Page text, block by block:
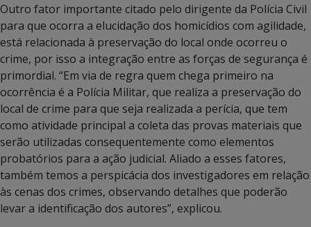
Outro fator importante citado pelo dirigente da Polícia Civil
para que ocorra a elucidação dos homicídios com agilidade,
está relacionada à preservação do local onde ocorreu o
crime, por isso a integração entre as forças de segurança é
primordial. “Em via de regra quem chega primeiro na
ocorrência é a Polícia Militar, que realiza a preservação do
local de crime para que seja realizada a perícia, que tem
como atividade principal a coleta das provas materiais que
serão utilizadas consequentemente como elementos
probatórios para a ação judicial. Aliado a esses fatores,
também temos a perspicácia dos investigadores em relação
às cenas dos crimes, observando detalhes que poderão
levar a identificação dos autores”, explicou.